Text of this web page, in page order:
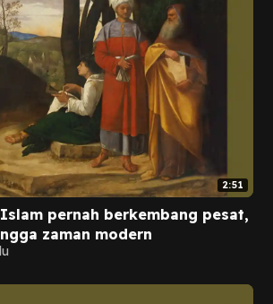
2:51
pernah berkembang pesat,
zaman modern